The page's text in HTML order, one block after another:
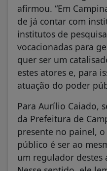
afirmou. “Em
de já contar com
institutos de
vocacionadas para
quer ser um
estes atores e, para
atuação do poder
Para Aurílio Caiado,
da Prefeitura de
presente no painel,
público é ser ao
um regulador destes